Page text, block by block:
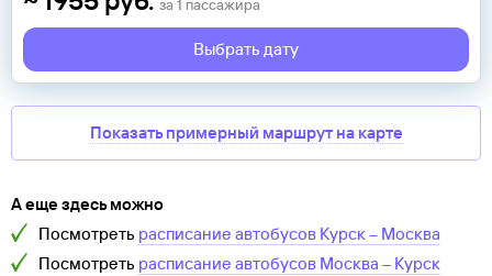
за 1 пассажира
Выбрать дату
Показать примерный маршрут на карте
А еще здесь можно
Посмотреть расписание автобусов Курск– Москва
Посмотреть расписание автобусов Москва – Курск